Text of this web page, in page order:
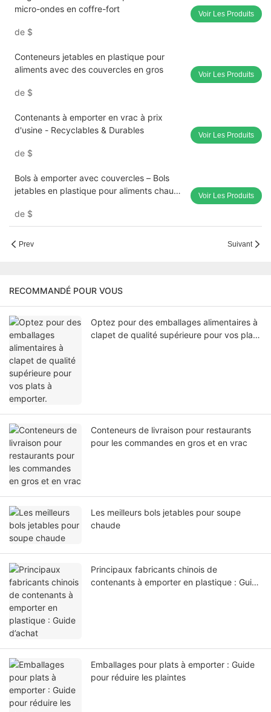
micro-ondes en coffre-fort
de $
Voir Les Produits
Conteneurs jetables en plastique pour
aliments avec des couvercles en gros
de $
Voir Les Produits
Contenants à emporter en vrac à prix
d'usine - Recyclables & Durables
de $
Voir Les Produits
Bols à emporter avec couvercles – Bols
jetables en plastique pour aliments chauds
de $
Voir Les Produits
Prev Suivant
RECOMMANDÉ POUR VOUS
Optez pour des emballages alimentaires à
clapet de qualité supérieure pour vos plats
Conteneurs de livraison pour restaurants
pour les commandes en gros et en vrac
Les meilleurs bols jetables pour soupe
chaude
Principaux fabricants chinois de
contenants à emporter en plastique : Guide
Emballages pour plats à emporter : Guide
pour réduire les plaintes